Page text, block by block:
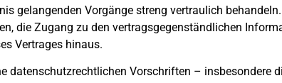
gelangenden Vorgänge streng vertraulich
die Zugang zu den vertragsgegenständlichen
Vertrages hinaus.
Vorschriften – insbesondere